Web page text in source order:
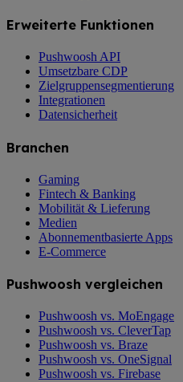
Erweiterte Funktionen
Pushwoosh API
Umsetzbare CDP
Zielgruppensegmentierung
Integrationen
Datensicherheit
Branchen
Gaming
Fintech & Banking
Mobilität & Lieferung
Medien
Abonnementbasierte Apps
E-Commerce
Pushwoosh vergleichen
Pushwoosh vs. MoEngage
Pushwoosh vs. CleverTap
Pushwoosh vs. Braze
Pushwoosh vs. OneSignal
Pushwoosh vs. Firebase